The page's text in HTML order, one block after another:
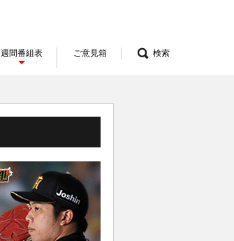
週間番組表 ご意見箱 検索